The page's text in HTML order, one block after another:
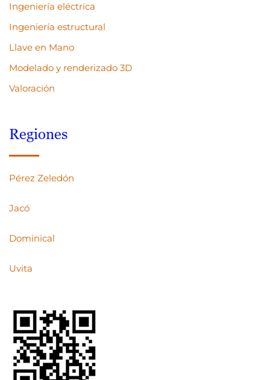
Ingeniería eléctrica
Ingeniería estructural
Llave en Mano
Modelado y renderizado 3D
Valoración
Regiones
Pérez Zeledón
Jacó
Dominical
Uvita